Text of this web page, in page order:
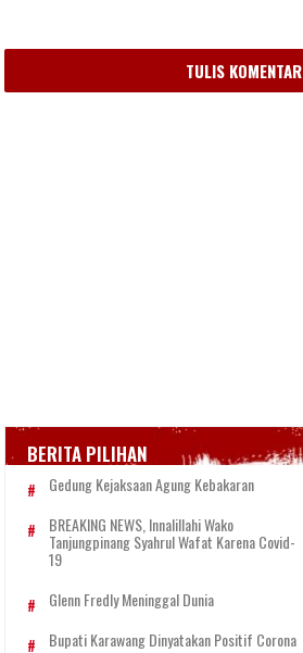
TULIS KOMENTAR
BERITA PILIHAN
Gedung Kejaksaan Agung Kebakaran
BREAKING NEWS, Innalillahi Wako
Tanjungpinang Syahrul Wafat Karena Covid-
19
Glenn Fredly Meninggal Dunia
Bupati Karawang Dinyatakan Positif Corona